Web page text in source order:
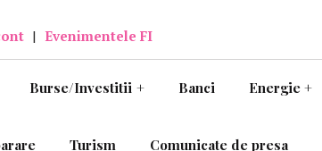
| Evenimentele FI
Burse/Investitii + Banci Energie +
Turism Comunicate de presa